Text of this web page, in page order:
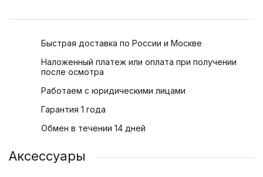
Быстрая доставка по России и Москве
Наложенный платеж или оплата при получении
после осмотра
Работаем с юридическими лицами
Гарантия 1 года
Обмен в течении 14 дней
Аксессуары